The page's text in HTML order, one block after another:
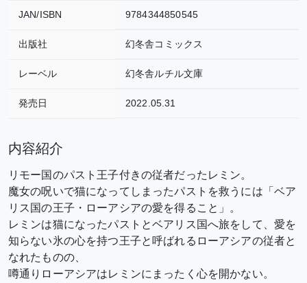
JAN/ISBN 9784344850545
出版社 幻冬舎コミックス
レーベル 幻冬舎ルチル文庫
発売日 2022.05.31
内容紹介
リモー国のパスト王子付きの従者だったレミン。
魔女の呪いで猫になってしまったパストを救うには「ベア
リス国の王子・ローアシアの愛を得ること」。
レミンは猫になったパストとベアリス国へ旅をして、愛を
知らない氷の心を持つ王子と呼ばれるローアシアの従者と
なれたものの、
噂通りローアシアはレミンにまったく心を開かない。